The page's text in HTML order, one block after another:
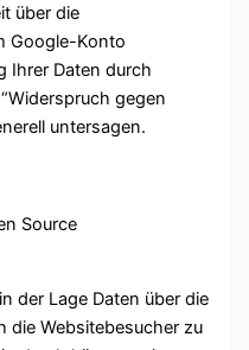
über die
Google-Konto
Ihrer Daten durch
gegen
untersagen.
Source
der Lage Daten über die
die Websitebesucher zu